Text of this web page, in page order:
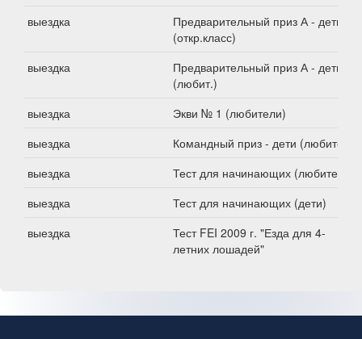
выездка
Предварительный приз А - дети
(откр.класс)
выездка
Предварительный приз А - дети
(любит.)
выездка
Экви № 1 (любители)
выездка
Командный приз - дети (любители)
выездка
Тест для начинающих (любители)
выездка
Тест для начинающих (дети)
выездка
Тест FEI 2009 г. "Езда для 4-
летних лошадей"